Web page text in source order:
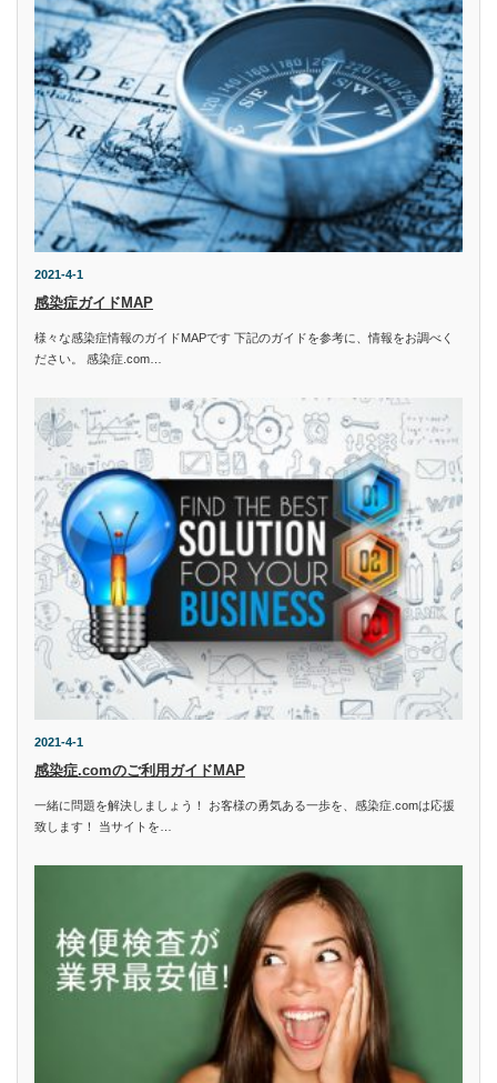
2021-4-1
感染症ガイドMAP
様々な感染症情報のガイドMAPです 下記のガイドを参考に、情報をお調べく
ださい。 感染症.com…
2021-4-1
感染症.comのご利用ガイドMAP
一緒に問題を解決しましょう！ お客様の勇気ある一歩を、感染症.comは応援
致します！ 当サイトを…